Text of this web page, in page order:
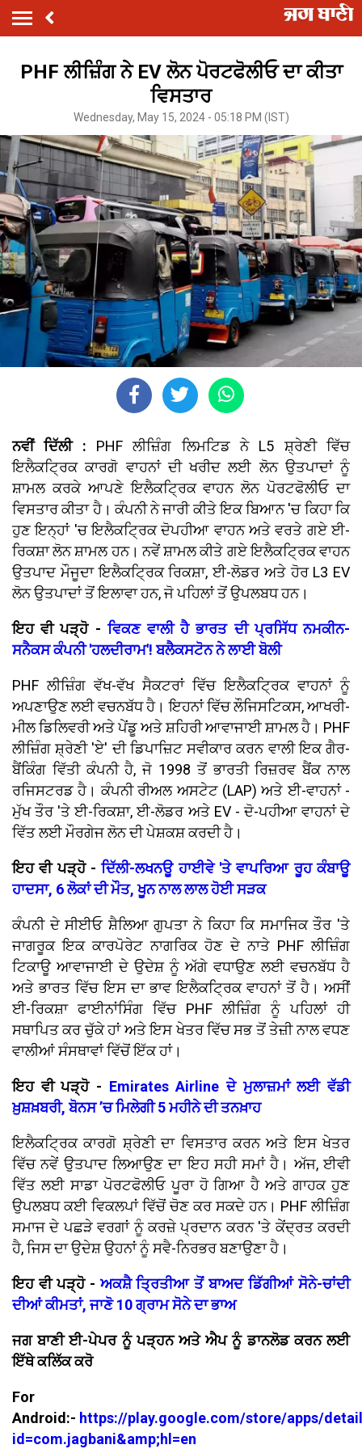
PHF ਲੀਜ਼ਿੰਗ ਨੇ EV ਲੋਨ ਪੋਰਟਫੋਲੀਓ ਦਾ ਕੀਤਾ
ਵਿਸਤਾਰ
Wednesday, May 15, 2024 - 05:18 PM (IST)
ਨਵੀਂ ਦਿੱਲੀ : PHF ਲੀਜ਼ਿੰਗ ਲਿਮਟਿਡ ਨੇ L5 ਸ਼੍ਰੇਣੀ ਵਿੱਚ
ਇਲੈਕਟ੍ਰਿਕ ਕਾਰਗੋ ਵਾਹਨਾਂ ਦੀ ਖਰੀਦ ਲਈ ਲੋਨ ਉਤਪਾਦਾਂ ਨੂੰ
ਸ਼ਾਮਲ ਕਰਕੇ ਆਪਣੇ ਇਲੈਕਟ੍ਰਿਕ ਵਾਹਨ ਲੋਨ ਪੋਰਟਫੋਲੀਓ ਦਾ
ਵਿਸਤਾਰ ਕੀਤਾ ਹੈ। ਕੰਪਨੀ ਨੇ ਜਾਰੀ ਕੀਤੇ ਇਕ ਬਿਆਨ 'ਚ ਕਿਹਾ ਕਿ
ਹੁਣ ਇਨ੍ਹਾਂ 'ਚ ਇਲੈਕਟ੍ਰਿਕ ਦੋਪਹੀਆ ਵਾਹਨ ਅਤੇ ਵਰਤੇ ਗਏ ਈ-
ਰਿਕਸ਼ਾ ਲੋਨ ਸ਼ਾਮਲ ਹਨ। ਨਵੇਂ ਸ਼ਾਮਲ ਕੀਤੇ ਗਏ ਇਲੈਕਟ੍ਰਿਕ ਵਾਹਨ
ਉਤਪਾਦ ਮੌਜੂਦਾ ਇਲੈਕਟ੍ਰਿਕ ਰਿਕਸ਼ਾ, ਈ-ਲੋਡਰ ਅਤੇ ਹੋਰ L3 EV
ਲੋਨ ਉਤਪਾਦਾਂ ਤੋਂ ਇਲਾਵਾ ਹਨ, ਜੋ ਪਹਿਲਾਂ ਤੋਂ ਉਪਲਬਧ ਹਨ।
ਇਹ ਵੀ ਪੜ੍ਹੋ -ਵਿਕਣ ਵਾਲੀ ਹੈ ਭਾਰਤ ਦੀ ਪ੍ਰਸਿੱਧ ਨਮਕੀਨ-
ਸਨੈਕਸ ਕੰਪਨੀ 'ਹਲਦੀਰਾਮ'! ਬਲੈਕਸਟੋਨ ਨੇ ਲਾਈ ਬੋਲੀ
PHF ਲੀਜ਼ਿੰਗ ਵੱਖ-ਵੱਖ ਸੈਕਟਰਾਂ ਵਿੱਚ ਇਲੈਕਟ੍ਰਿਕ ਵਾਹਨਾਂ ਨੂੰ
ਅਪਣਾਉਣ ਲਈ ਵਚਨਬੱਧ ਹੈ। ਇਹਨਾਂ ਵਿੱਚ ਲੌਜਿਸਟਿਕਸ, ਆਖਰੀ-
ਮੀਲ ਡਿਲਿਵਰੀ ਅਤੇ ਪੇਂਡੂ ਅਤੇ ਸ਼ਹਿਰੀ ਆਵਾਜਾਈ ਸ਼ਾਮਲ ਹੈ। PHF
ਲੀਜ਼ਿੰਗ ਸ਼੍ਰੇਣੀ 'ਏ' ਦੀ ਡਿਪਾਜ਼ਿਟ ਸਵੀਕਾਰ ਕਰਨ ਵਾਲੀ ਇਕ ਗੈਰ-
ਬੈਂਕਿੰਗ ਵਿੱਤੀ ਕੰਪਨੀ ਹੈ, ਜੋ 1998 ਤੋਂ ਭਾਰਤੀ ਰਿਜ਼ਰਵ ਬੈਂਕ ਨਾਲ
ਰਜਿਸਟਰਡ ਹੈ। ਕੰਪਨੀ ਰੀਅਲ ਅਸਟੇਟ (LAP) ਅਤੇ ਈ-ਵਾਹਨਾਂ -
ਮੁੱਖ ਤੌਰ 'ਤੇ ਈ-ਰਿਕਸ਼ਾ, ਈ-ਲੋਡਰ ਅਤੇ EV - ਦੋ-ਪਹੀਆ ਵਾਹਨਾਂ ਦੇ
ਵਿੱਤ ਲਈ ਮੌਰਗੇਜ ਲੋਨ ਦੀ ਪੇਸ਼ਕਸ਼ ਕਰਦੀ ਹੈ।
ਇਹ ਵੀ ਪੜ੍ਹੋ -ਦਿੱਲੀ-ਲਖਨਊ ਹਾਈਵੇ 'ਤੇ ਵਾਪਰਿਆ ਰੂਹ ਕੰਬਾਊ
ਹਾਦਸਾ, 6 ਲੋਕਾਂ ਦੀ ਮੌਤ, ਖੂਨ ਨਾਲ ਲਾਲ ਹੋਈ ਸੜਕ
ਕੰਪਨੀ ਦੇ ਸੀਈਓ ਸ਼ੈਲਿਆ ਗੁਪਤਾ ਨੇ ਕਿਹਾ ਕਿ ਸਮਾਜਿਕ ਤੌਰ 'ਤੇ
ਜਾਗਰੂਕ ਇਕ ਕਾਰਪੋਰੇਟ ਨਾਗਰਿਕ ਹੋਣ ਦੇ ਨਾਤੇ PHF ਲੀਜ਼ਿੰਗ
ਟਿਕਾਊ ਆਵਾਜਾਈ ਦੇ ਉਦੇਸ਼ ਨੂੰ ਅੱਗੇ ਵਧਾਉਣ ਲਈ ਵਚਨਬੱਧ ਹੈ
ਅਤੇ ਭਾਰਤ ਵਿੱਚ ਇਸ ਦਾ ਭਾਵ ਇਲੈਕਟ੍ਰਿਕ ਵਾਹਨਾਂ ਤੋਂ ਹੈ। ਅਸੀਂ
ਈ-ਰਿਕਸ਼ਾ ਫਾਈਨਾਂਸਿੰਗ ਵਿੱਚ PHF ਲੀਜ਼ਿੰਗ ਨੂੰ ਪਹਿਲਾਂ ਹੀ
ਸਥਾਪਿਤ ਕਰ ਚੁੱਕੇ ਹਾਂ ਅਤੇ ਇਸ ਖੇਤਰ ਵਿੱਚ ਸਭ ਤੋਂ ਤੇਜ਼ੀ ਨਾਲ ਵਧਣ
ਵਾਲੀਆਂ ਸੰਸਥਾਵਾਂ ਵਿੱਚੋਂ ਇੱਕ ਹਾਂ।
ਇਹ ਵੀ ਪੜ੍ਹੋ - Emirates Airline ਦੇ ਮੁਲਾਜ਼ਮਾਂ ਲਈ ਵੱਡੀ
ਖ਼ੁਸ਼ਖ਼ਬਰੀ, ਬੋਨਸ ’ਚ ਮਿਲੇਗੀ 5 ਮਹੀਨੇ ਦੀ ਤਨਖ਼ਾਹ
ਇਲੈਕਟ੍ਰਿਕ ਕਾਰਗੋ ਸ਼੍ਰੇਣੀ ਦਾ ਵਿਸਤਾਰ ਕਰਨ ਅਤੇ ਇਸ ਖੇਤਰ
ਵਿੱਚ ਨਵੇਂ ਉਤਪਾਦ ਲਿਆਉਣ ਦਾ ਇਹ ਸਹੀ ਸਮਾਂ ਹੈ। ਅੱਜ, ਈਵੀ
ਵਿੱਤ ਲਈ ਸਾਡਾ ਪੋਰਟਫੋਲੀਓ ਪੂਰਾ ਹੋ ਗਿਆ ਹੈ ਅਤੇ ਗਾਹਕ ਹੁਣ
ਉਪਲਬਧ ਕਈ ਵਿਕਲਪਾਂ ਵਿੱਚੋਂ ਚੋਣ ਕਰ ਸਕਦੇ ਹਨ। PHF ਲੀਜ਼ਿੰਗ
ਸਮਾਜ ਦੇ ਪਛੜੇ ਵਰਗਾਂ ਨੂੰ ਕਰਜ਼ੇ ਪ੍ਰਦਾਨ ਕਰਨ 'ਤੇ ਕੇਂਦ੍ਰਤ ਕਰਦੀ
ਹੈ, ਜਿਸ ਦਾ ਉਦੇਸ਼ ਉਹਨਾਂ ਨੂੰ ਸਵੈ-ਨਿਰਭਰ ਬਣਾਉਣਾ ਹੈ।
ਇਹ ਵੀ ਪੜ੍ਹੋ -ਅਕਸ਼ੈ ਤ੍ਰਿਤੀਆ ਤੋਂ ਬਾਅਦ ਡਿੱਗੀਆਂ ਸੋਨੇ-ਚਾਂਦੀ
ਦੀਆਂ ਕੀਮਤਾਂ, ਜਾਣੋ 10 ਗ੍ਰਾਮ ਸੋਨੇ ਦਾ ਭਾਅ
ਜਗ ਬਾਣੀ ਈ-ਪੇਪਰ ਨੂੰ ਪੜ੍ਹਨ ਅਤੇ ਐਪ ਨੂੰ ਡਾਨਲੋਡ ਕਰਨ ਲਈ
ਇੱਥੇ ਕਲਿੱਕ ਕਰੋ
For
Android:- https://play.google.com/store/apps/
id=com.jagbani&amp;hl=en